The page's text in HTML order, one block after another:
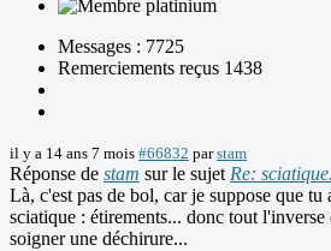
Messages : 7725
Remerciements reçus 1438
il y a 14 ans 7 mois #66832 parstam
Réponse de stam sur le sujet Re:
Là, c'est pas de bol, car je suppose que
sciatique : étirements... donc tout
soigner une déchirure...